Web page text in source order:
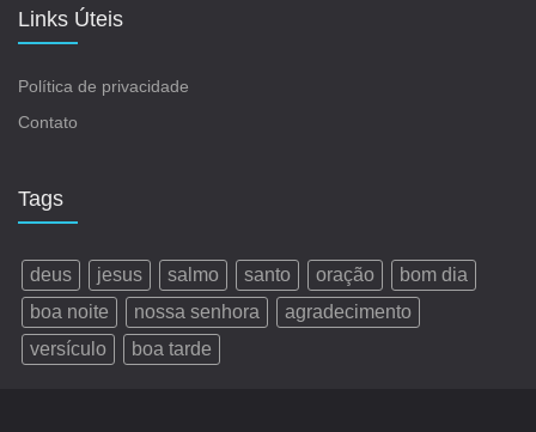
Links Úteis
Política de privacidade
Contato
Tags
deus jesus salmo santo oração
bom dia
boa noite
nossa senhora
agradecimento
versículo
boa tarde